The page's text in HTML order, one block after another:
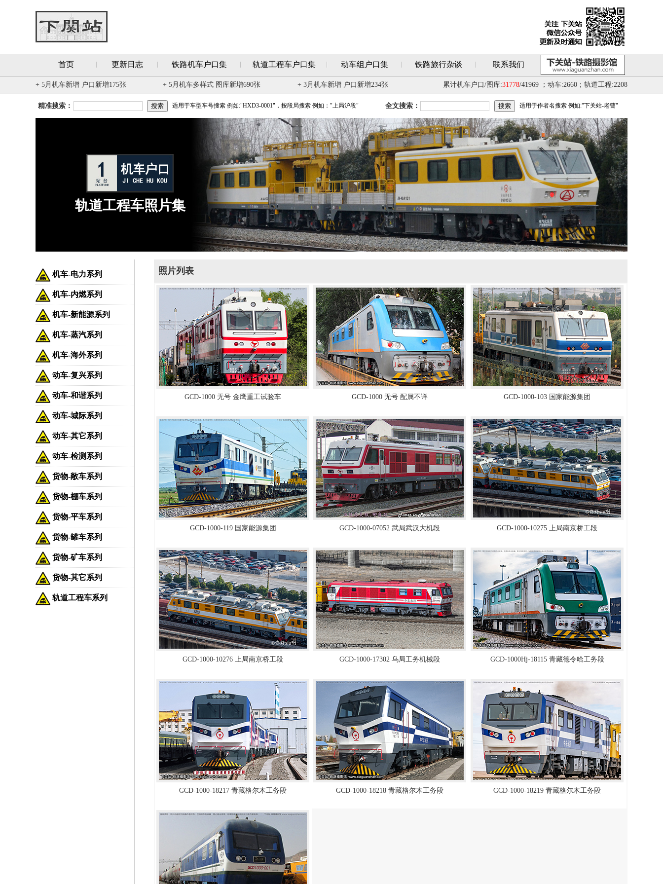
首页 更新日志 铁路机车户口集 轨道工程车户口集 动车组户口集 铁路旅行杂谈 联系我们
+ 5月机车新增 户口新增175张 + 5月机车多样式 图库新增690张 + 3月机车新增 户口新增234张 累计机车户口/图库:31778/41969 ；动车:2660；轨道工程:2208
精准搜索： 适用于车型车号搜索 例如:"HXD3-0001"，按段局搜索 例如："上局沪段" 全文搜索： 适用于作者名搜索 例如:"下关站-老曹"
轨道工程车照片集
机车-电力系列
机车-内燃系列
机车-新能源系列
机车-蒸汽系列
机车-海外系列
动车-复兴系列
动车-和谐系列
动车-城际系列
动车-其它系列
动车-检测系列
货物-敞车系列
货物-棚车系列
货物-平车系列
货物-罐车系列
货物-矿车系列
货物-其它系列
轨道工程车系列
照片列表
GCD-1000 无号 金鹰重工试验车 GCD-1000 无号 配属不详 GCD-1000-103 国家能源集团
GCD-1000-119 国家能源集团 GCD-1000-07052 武局武汉大机段 GCD-1000-10275 上局南京桥工段
GCD-1000-10276 上局南京桥工段 GCD-1000-17302 乌局工务机械段 GCD-1000Hj-18115 青藏德令哈工务段
GCD-1000-18217 青藏格尔木工务段 GCD-1000-18218 青藏格尔木工务段 GCD-1000-18219 青藏格尔木工务段